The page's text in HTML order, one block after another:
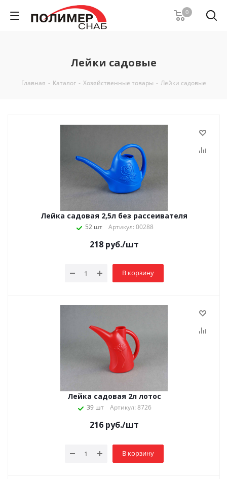
0
Лейки садовые
Главная - Каталог - Хозяйственные товары - Лейки садовые
Лейка садовая 2,5л без рассеивателя
52 шт Артикул: 00288
218руб./шт
В корзину
Лейка садовая 2л лотос
39 шт Артикул: 8726
216руб./шт
В корзину